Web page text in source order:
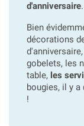
d'anniversaire.
Bien
décorations
gobelets, les
table, les
bougies, il y a
!